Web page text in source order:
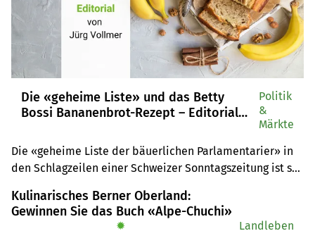
Die «geheime Liste» und das Betty
Bossi Bananenbrot-Rezept – Editorial
Die «geheime Liste der bäuerlichen Parlamentarier» in
den Schlagzeilen einer Schweizer Sonntagszeitung ist so
«die grüne»-Chefredaktor Jürg Vollmer im Editorial.
Geheime Listen gibt es höchstens von Parlamentariern,
Politik
&
Märkte
Kulinarisches Berner Oberland:
Gewinnen Sie das Buch «Alpe-Chuchi»
✹ Landleben